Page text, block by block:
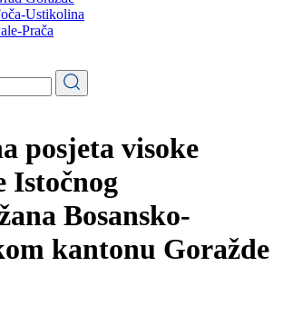
Prača
posjeta visoke
Istočnog
Bosansko-
kantonu Goražde